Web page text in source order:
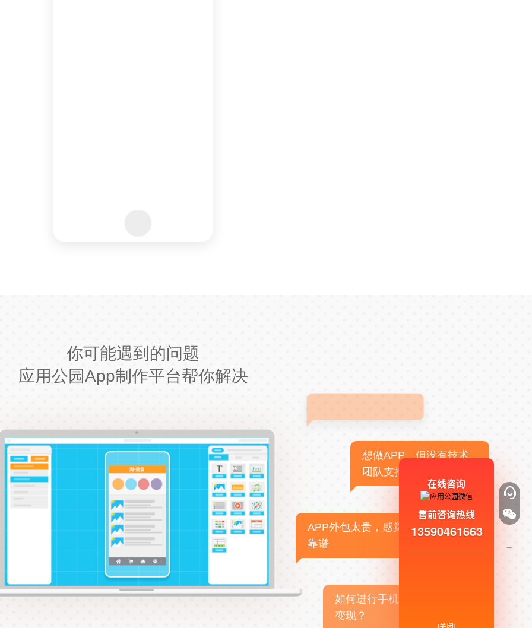
你可能遇到的问题
应用公园App制作平台帮你解决
想做APP，但没有技术
团队支持
APP外包太贵，感觉不
靠谱
如何进行手机APP商业
变现？
在线咨询
售前咨询热线
13590461663
[关闭]